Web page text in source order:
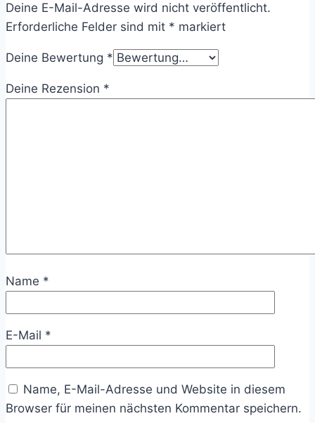
Deine E-Mail-Adresse wird nicht veröffentlicht.
Erforderliche Felder sind mit * markiert
Deine Bewertung *
Deine Rezension *
Name *
E-Mail *
Name, E-Mail-Adresse und Website in diesem
Browser für meinen nächsten Kommentar speichern.